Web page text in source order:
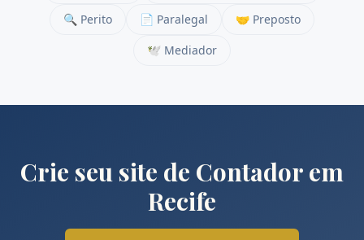
🔍 Perito 📄 Paralegal 🤝 Preposto
🕊️ Mediador
Crie seu site de Contador em
Recife